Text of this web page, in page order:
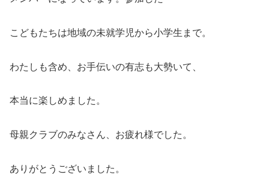
こどもたちは地域の未就学児から小学生まで。
わたしも含め、お手伝いの有志も大勢いて、
本当に楽しめました。
母親クラブのみなさん、お疲れ様でした。
ありがとうございました。